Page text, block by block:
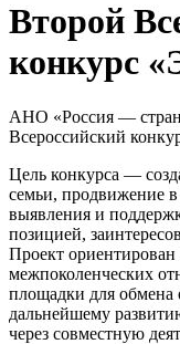
Второй
конкурс
АНО «Россия —
Всероссийский
Цель конкурса —
семьи, продвижение
выявления и
позицией,
Проект
межпоколенческих
площадки для обмена
дальнейшему
через совместную